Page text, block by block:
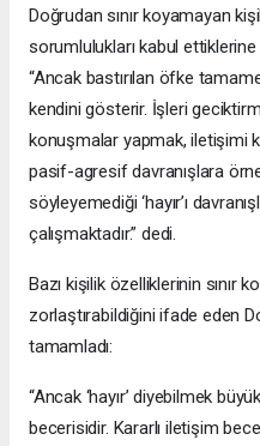
Doğrudan sınır koyamayan
sorumlulukları kabul
“Ancak bastırılan öfke
kendini gösterir. İşleri
konuşmalar yapmak, iletişimi
pasif-agresif davranışlara
söyleyemediği ‘hayır’ı
çalışmaktadır.” dedi.
Bazı kişilik özelliklerinin sınır
zorlaştırabildiğini ifade eden
tamamladı:
“Ancak ‘hayır’ diyebilmek
becerisidir. Kararlı iletişim